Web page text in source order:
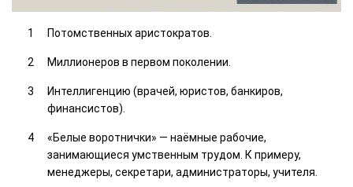
Потомственных аристократов.
Миллионеров в первом поколении.
Интеллигенцию (врачей, юристов, банкиров,
финансистов).
«Белые воротнички» — наёмные рабочие,
занимающиеся умственным трудом. К примеру,
менеджеры, секретари, администраторы, учителя.